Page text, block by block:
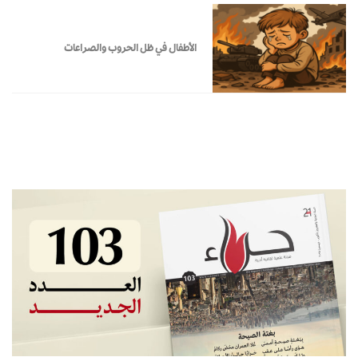
الأطفال في ظل الحروب والصراعات